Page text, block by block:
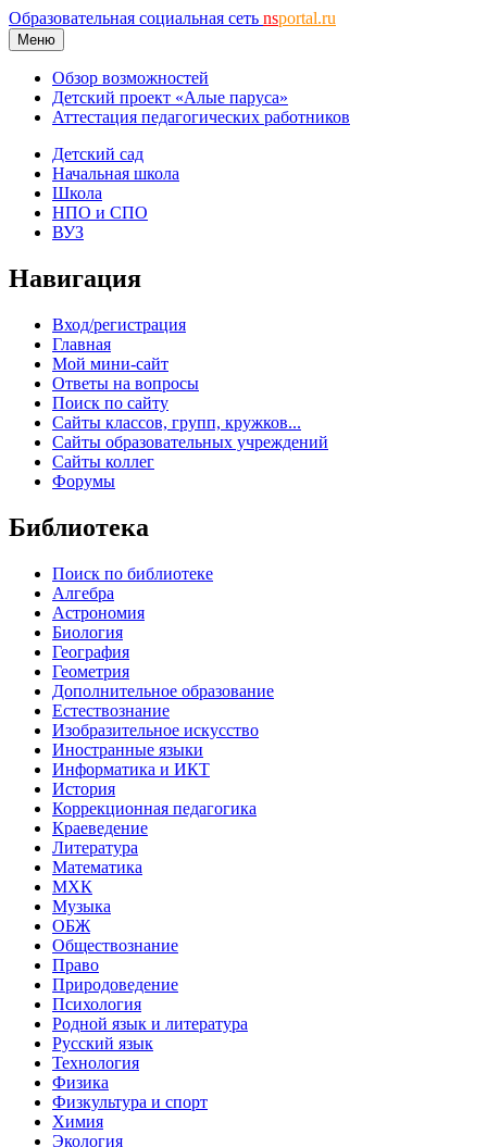
Образовательная социальная сеть nsportal.ru
Меню
Обзор возможностей
Детский проект «Алые паруса»
Аттестация педагогических работников
Детский сад
Начальная школа
Школа
НПО и СПО
ВУЗ
Навигация
Вход/регистрация
Главная
Мой мини-сайт
Ответы на вопросы
Поиск по сайту
Сайты классов, групп, кружков...
Сайты образовательных учреждений
Сайты коллег
Форумы
Библиотека
Поиск по библиотеке
Алгебра
Астрономия
Биология
География
Геометрия
Дополнительное образование
Естествознание
Изобразительное искусство
Иностранные языки
Информатика и ИКТ
История
Коррекционная педагогика
Краеведение
Литература
Математика
МХК
Музыка
ОБЖ
Обществознание
Право
Природоведение
Психология
Родной язык и литература
Русский язык
Технология
Физика
Физкультура и спорт
Химия
Экология